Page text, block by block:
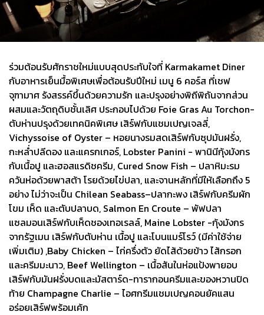
ร่วมต้อนรับศักราชใหม่แบบสุดประทับใจที่ Karmakamet Diner
กับอาหารเย็นมื้อพิเศษเพื่อต้อนรับปีใหม่ เมนู 6 คอร์ส ที่เชฟ
จุฑามาศ รังสรรค์ขึ้นด้วยความรัก และปรุงอย่างพิถีพิถันจากส่วน
ผสมและวัตถุดิบชั้นเลิศ ประกอบไปด้วย Foie Gras Au Torchon-
ตับห่านปรุงด้วยเทคนิคพิเศษ เสิร์ฟกับแชมเปญเจลลี่,
Vichyssoise of Oyster – หอยนางรมสดเสิร์ฟกับซุปมันฝรั่ง,
กะหล่ำปลีดอง และแครกเกอร์, Lobster Panini - พานินีกุ้งมังกร
กับเนื้อปู และฮอสแรดิชครีม, Cured Snow Fish – ปลาหิมะรม
ควันห่อด้วยพาสต้า โรยด้วยไข่ปลา, และจานหลักที่มีให้เลือกถึง 5
อย่าง ไม่ว่าจะเป็น Chilean Seabass–ปลากะพง เสิร์ฟกับครีมผัก
โขม เห็ด และตับปลาบด, Salmon En Croute – พัฟปลา
แซลมอนเสิร์ฟกับเห็ดชองเทอเรลล์, Maine Lobster -กุ้งมังกร
จากรัฐเมน เสิร์ฟกับตับห่าน เนื้อปู และโบนแมร์โรว์ (มีค่าใช้จ่าย
เพิ่มเติม) ,Baby Chicken – ไก่ครึ่งตัว ยัดไส้ด้วยข้าว ไส้กรอก
และครีมมะนาว, Beef Wellington – เนื้อสันในห่อแป้งพายอบ
เสิร์ฟกับมันฝรั่งบดและมัสตาร์ด-ทารากอนครีมและของหวานปิด
ท้าย Champagne Charlie – ไอศกรีมแชมเปญคอนยัคแสน
อร่อยเสิร์ฟพร้อมเค้ก